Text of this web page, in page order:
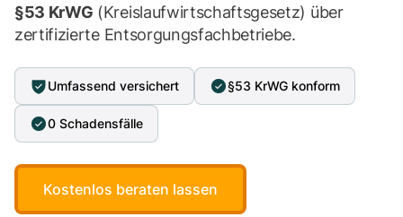
§53 KrWG (Kreislaufwirtschaftsgesetz) über
zertifizierte Entsorgungsfachbetriebe.
Umfassend versichert §53 KrWG konform
0 Schadensfälle
Kostenlos beraten lassen